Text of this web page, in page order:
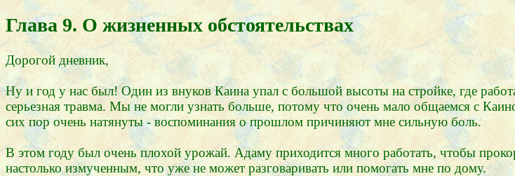
Глава 9. О жизненных обстоятельствах
Дорогой дневник,
Ну и год у нас был! Один из внуков Каина упал с большой высоты на стройке, где
серьезная травма. Мы не могли узнать больше, потому что очень мало общаемся с
сих пор очень натянуты - воспоминания о прошлом причиняют мне сильную боль.
В этом году был очень плохой урожай. Адаму приходится много работать, чтобы
настолько измученным, что уже не может разговаривать или помогать мне по дому.